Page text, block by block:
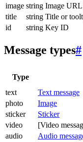
image string Image URL
title
string Title or
id
string Key ID
Message types#
Type
text
Text message
photo
Image
sticker
Sticker
video
[Video
audio
Audio